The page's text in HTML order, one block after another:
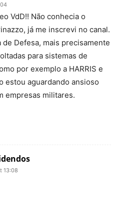
VdD!! Não conhecia o
já me inscrevi no canal.
de Defesa, mais precisamente
para sistemas de
por exemplo a HARRIS e
estou aguardando ansioso
empresas militares.
13:08